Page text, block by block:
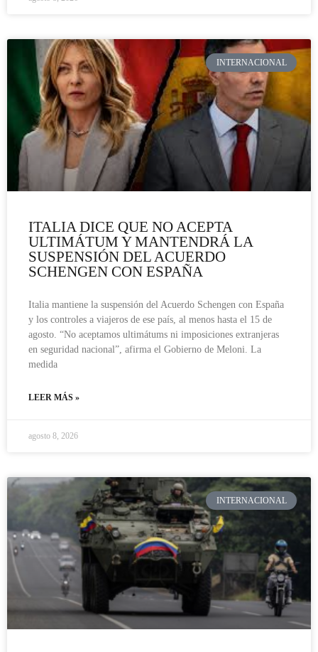
INTERNACIONAL
ITALIA DICE QUE NO ACEPTA
ULTIMÁTUM Y MANTENDRÁ LA
SUSPENSIÓN DEL ACUERDO
SCHENGEN CON ESPAÑA
Italia mantiene la suspensión del Acuerdo Schengen con España
y los controles a viajeros de ese país, al menos hasta el 15 de
agosto. “No aceptamos ultimátums ni imposiciones extranjeras
en seguridad nacional”, afirma el Gobierno de Meloni. La
medida
LEER MÁS »
agosto 8, 2026
INTERNACIONAL